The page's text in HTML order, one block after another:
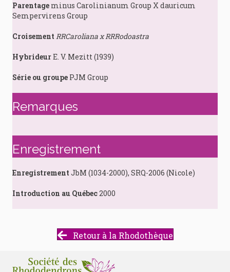
Parentage minus Carolinianum Group X dauricum
Sempervirens Group
Croisement RRCaroliana x RRRodoastra
HybrideurE. V. Mezitt (1939)
Série ou groupe PJM Group
Remarques
Enregistrement
Enregistrement JbM (1034-2000), SRQ-2006 (Nicole)
Introduction au Québec2000
Retour à la Rhodothèque